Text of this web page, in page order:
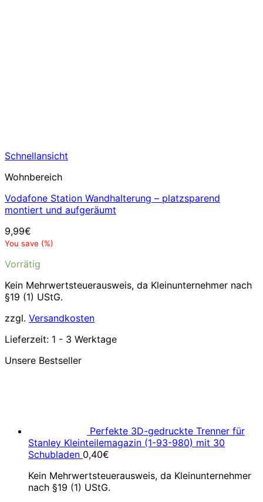
Schnellansicht
Wohnbereich
Vodafone Station Wandhalterung – platzsparend
montiert und aufgeräumt
9,99€
You save (%)
Vorrätig
Kein Mehrwertsteuerausweis, da Kleinunternehmer nach
§19 (1) UStG.
zzgl. Versandkosten
Lieferzeit: 1 - 3 Werktage
Unsere Bestseller
Perfekte 3D-gedruckte Trenner für
Stanley Kleinteilemagazin (1-93-980) mit 30
Schubladen 0,40€
Kein Mehrwertsteuerausweis, da Kleinunternehmer
nach §19 (1) UStG.